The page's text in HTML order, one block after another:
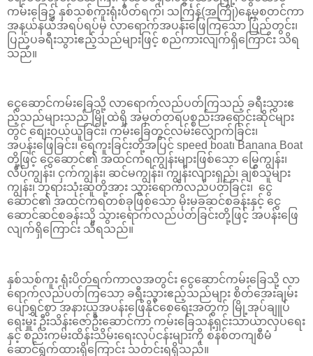
ကမ်းခြေ၌ နှစ်သစ်ကူးရုံးပိတ်ရက်၊ သင်္ကြန်(အကြို)နေ့မှစတင်ကာ
အနယ်နယ်အရပ်ရပ်မှ လာရောက်အပန်းဖြေကြသော ပြည်တွင်း၊
ပြည်ပခရီးသွားဧည့်သည်များဖြင့် စည်ကားလျက်ရှိကြောင်း သိရ
သည်။
ငွေဆောင်ကမ်းခြေသို့ လာရောက်လည်ပတ်ကြသည့် ခရီးသွားဧ
ည့်သည်များသည် မြို့ထဲရှိ အမှတ်တရပစ္စည်းအရောင်းဆိုင်များ
တွင် စျေးဝယ်ယူ​ခြင်း၊ ကမ်းခြေတွင်လမ်းလျှောက်ခြင်း၊
အပန်းဖြေခြင်း၊ ရေကူးခြင်းတို့အပြင် speed boat၊ Banana Boat
တို့​ဖြင့် ငွေဆောင်၏ အထင်ကရကျွန်းများဖြစ်သော မြွေကျွန်း၊
လိပ်ကျွန်း၊ ငှက်ကျွန်း၊ ဆင်မကျွန်း၊ ကျွန်းလျားရှည်၊ ချစ်သူများ
ကျွန်း၊ ဘုရားသုံးဆူတို့အား သွားရောက်လည်ပတ်ခြင်း၊ ငွေ
ဆောင်၏ အထင်ကရတစ်ခုဖြစ်သော မိုးမခဆင်စခန်းနှင့် ငွေ
ဆောင်ဆင်စခန်းသို့ သွားရောက်လည်ပတ်ခြင်းတို့ဖြင့် အပန်းဖြေ
လျက်ရှိကြောင်း သိရသည်။
နှစ်သစ်ကူး ရုံးပိတ်ရက်ကာလအတွင်း ငွေဆောင်ကမ်းခြေသို့ လာ
ရောက်လည်ပတ်ကြသော ခရီးသွားဧည့်သည်များ စိတ်အေးချမ်း
ပျော်ရွှင်စွာ အနားယူအပန်းဖြေနိုင်စေရေးအတွက် မြို့အုပ်ချူပ်
ရေးမှူး ဦးသိန်းဇော်ဦးဆောင်ကာ ကမ်းခြေသန့်ရှင်းသာယာလှပရေး
နှင့် စည်းကမ်းထိန်းသိမ်းရေးလုပ်ငန်းများကို စနစ်တကျစီမံ
ဆောင်ရွက်ထားရှိကြောင်း သတင်းရရှိသည်။